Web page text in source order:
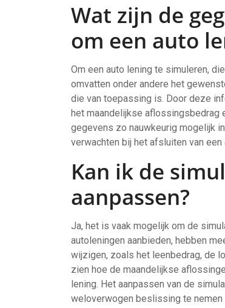
Wat zijn de
om een auto
Om een auto lening te simuleren,
omvatten onder andere het
die van toepassing is. Door deze
het maandelijkse aflossingsbedrag
gegevens zo nauwkeurig mogelijk
verwachten bij het afsluiten van een
Kan ik de
aanpassen?
Ja, het is vaak mogelijk om de
autoleningen aanbieden, hebben
wijzigen, zoals het leenbedrag, de
zien hoe de maandelijkse
lening. Het aanpassen van de
weloverwogen beslissing te